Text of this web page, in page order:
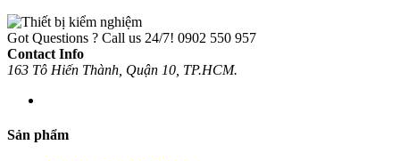
Got Questions ? Call us 24/7! 0902 550 957
Contact Info
163 Tô Hiến Thành, Quận 10, TP.HCM.
Sản phẩm